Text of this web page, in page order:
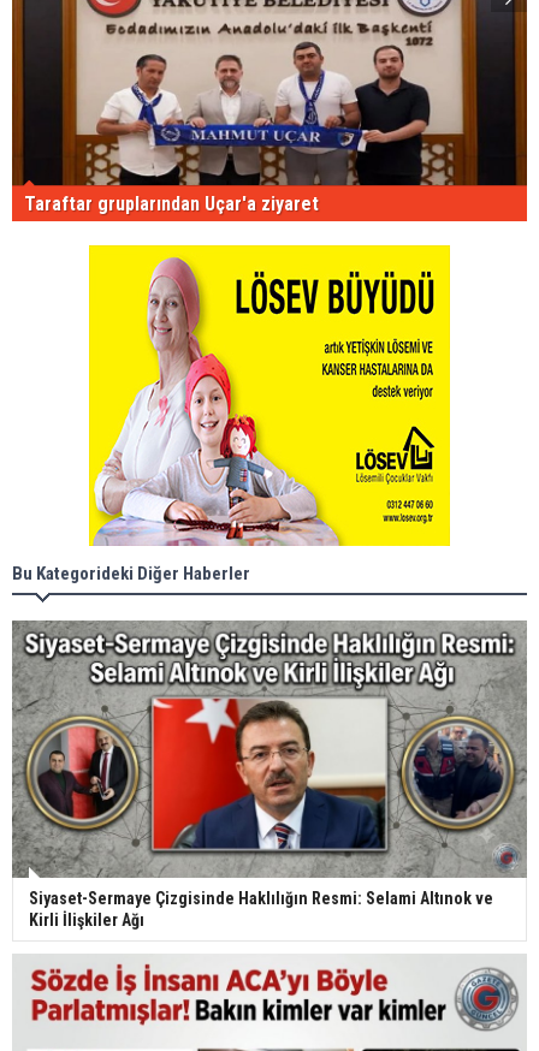
Taraftar gruplarından Uçar'a ziyaret
Bu Kategorideki Diğer Haberler
Siyaset-Sermaye Çizgisinde Haklılığın Resmi: Selami Altınok ve
Kirli İlişkiler Ağı